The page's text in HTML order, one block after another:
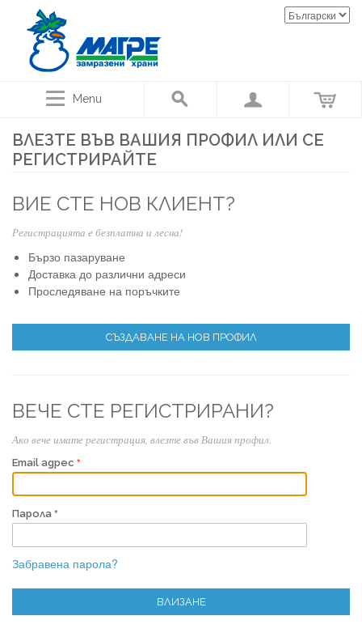
Menu
ВЛЕЗТЕ ВЪВ ВАШИЯ ПРОФИЛ ИЛИ СЕ
РЕГИСТРИРАЙТЕ
ВИЕ СТЕ НОВ КЛИЕНТ?
Регистрацията е безплатна и лесна!
Бързо пазаруване
Доставка до различни адреси
Проследяване на поръчките
СЪЗДАВАНЕ НА НОВ ПРОФИЛ
ВЕЧЕ СТЕ РЕГИСТРИРАНИ?
Ако вече имате регистрация, влезте във Вашия профил.
Email адрес
Парола
Забравена парола?
ВЛИЗАНЕ